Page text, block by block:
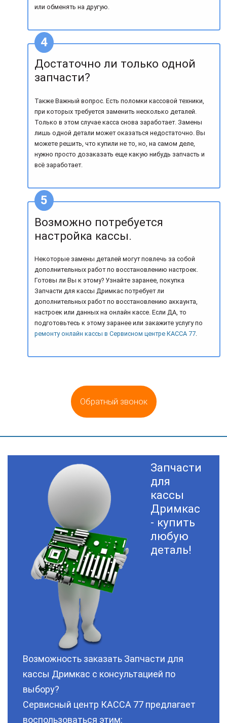
или обменять на другую.
Достаточно ли только одной
запчасти?
Также Важный вопрос. Есть поломки кассовой техники,
при которых требуется заменить несколько деталей.
Только в этом случае касса снова заработает. Замены
лишь одной детали может оказаться недостаточно. Вы
можете решить, что купили не то, но, на самом деле,
нужно просто дозаказать еще какую нибудь запчасть и
всё заработает.
Возможно потребуется
настройка кассы.
Некоторые замены деталей могут повлечь за собой
дополнительных работ по восстановлению настроек.
Готовы ли Вы к этому? Узнайте заранее, покупка
Запчасти для кассы Дримкас потребует ли
дополнительных работ по восстановлению аккаунта,
настроек или данных на онлайн кассе. Если ДА, то
подготовьтесь к этому заранее или закажите услугу по
ремонту онлайн кассы в Сервисном центре КАССА 77.
Обратный звонок
Запчасти
для
кассы
Дримкас
- купить
любую
деталь!
Возможность заказать Запчасти для
кассы Дримкас с консультацией по
выбору?
Сервисный центр КАССА 77 предлагает
воспользоваться этим: